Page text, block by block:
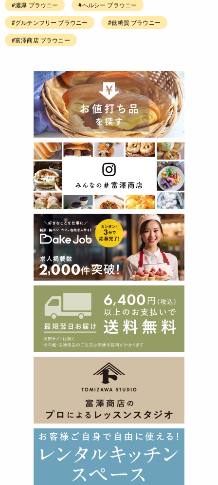
#濃厚 ブラウニー #ヘルシー ブラウニー
#グルテンフリー ブラウニー #低糖質 ブラウニー
#富澤商店 ブラウニー